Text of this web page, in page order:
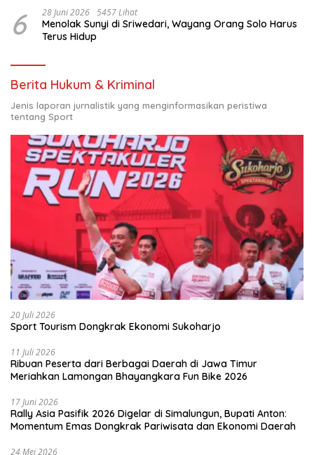
6 28 Juni 2026 5457 Lihat
Menolak Sunyi di Sriwedari, Wayang Orang Solo Harus
Terus Hidup
Berita Hukum & Kriminal
Jenis laporan jurnalistik yang menginformasikan peristiwa
tentang Sport
20 Juli 2026
Sport Tourism Dongkrak Ekonomi Sukoharjo
11 Juli 2026
Ribuan Peserta dari Berbagai Daerah di Jawa Timur
Meriahkan Lamongan Bhayangkara Fun Bike 2026
17 Juni 2026
Rally Asia Pasifik 2026 Digelar di Simalungun, Bupati Anton:
Momentum Emas Dongkrak Pariwisata dan Ekonomi Daerah
24 Mei 2026